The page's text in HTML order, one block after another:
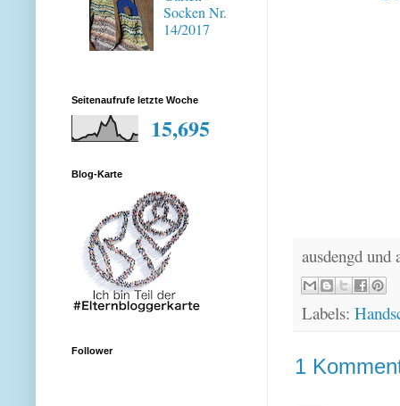
ausdengd
Labels:
1
Socken Nr.
14/2017
Seitenaufrufe letzte Woche
15,695
Blog-Karte
Follower